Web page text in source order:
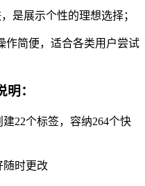
是展示个性的理想选择；
作简便，适合各类用户尝试
：
22个标签，容纳264个快
随时更改